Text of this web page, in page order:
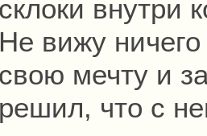
склоки внутри
Не вижу
свою мечту и
решил, что с